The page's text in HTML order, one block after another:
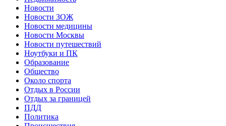
Новости
Новости ЗОЖ
Новости медицины
Новости Москвы
Новости путешествий
Ноутбуки и ПК
Образование
Общество
Около спорта
Отдых в России
Отдых за границей
ПДД
Политика